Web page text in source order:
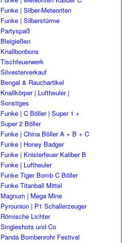
Funke | Silber-Meteoriten
Funke | Silberstürme
Partyspaß
Bleigießen
Knallbonbons
Tischfeuerwerk
Silvesterverkauf
Bengal & Rauchartikel
Knallkörper | Luftheuler |
Sonstiges
Funke | C Böller | Super 1 +
Super 2 Böller
Funke | China Böller A + B + C
Funke | Honey Badger
Funke | Knisterfeuer Kaliber B
Funke | Luftheuler
Funke Tiger Bomb C Böller
Funke Titanball Mittel
Magnum | Mega Mine
Pyrounion | P1 Schallerzeuger
Römische Lichter
Singleshots und Co
Panda Bombenrohr Festival